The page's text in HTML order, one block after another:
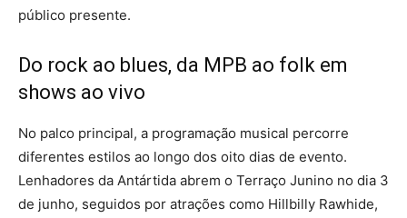
público presente.
Do rock ao blues, da MPB ao folk em
shows ao vivo
No palco principal, a programação musical percorre
diferentes estilos ao longo dos oito dias de evento.
Lenhadores da Antártida abrem o Terraço Junino no dia 3
de junho, seguidos por atrações como Hillbilly Rawhide,